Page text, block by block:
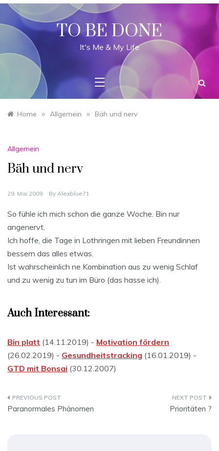
Skip
content
TO BE DONE
It's Me & My Life
Home » Allgemein » Bäh und nerv
Allgemein
Bäh und nerv
29. Mai 2009 By Alexblue71
So fühle ich mich schon die ganze Woche. Bin nur
angenervt.
Ich hoffe, die Tage in Lothringen mit lieben Freundinnen
bessern das alles etwas.
Ist wahrscheinlich ne Kombination aus zu wenig Schlaf
und zu wenig zu tun im Büro (das hasse ich).
Auch Interessant:
Bin platt (14.11.2019) - Motivation fördern
(26.02.2019) - Gesundheitstracking (16.01.2019) -
GTD mit Bonsai (30.12.2007)
Beitragsnavigation
Paranormales Phänomen Prioritäten ?